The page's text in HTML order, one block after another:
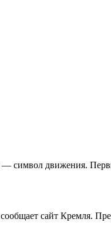
— символ движения.
сайт Кремля.